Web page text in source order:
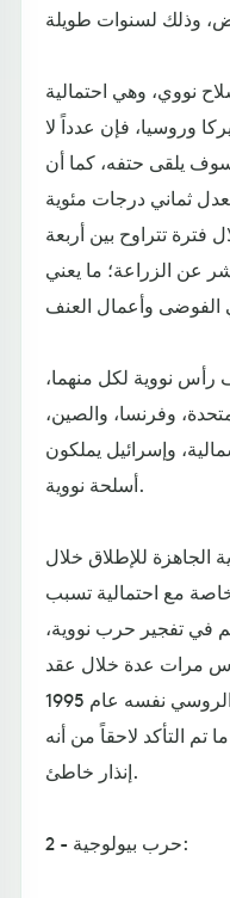
نحو 4 آلاف سلاح نووي، وهي احتمالية
وروسيا، فإن عدداً لا
سوف يلقى حتفه، كما أن
ثماني درجات مئوية
فترة تتراوح بين أربعة
عن الزراعة؛ ما يعني
رأس نووية لكل منهما،
وفرنسا، والصين،
وإسرائيل يملكون
أسلحة نووية.
الجاهزة للإطلاق خلال
مع احتمالية تسبب
في تفجير حرب نووية،
مرات عدة خلال عقد
الستينات، في حين تراجع الرئيس الروسي نفسه عام 1995
تم التأكد لاحقاً من أنه
إنذار خاطئ.
2 - حرب بيولوجية: